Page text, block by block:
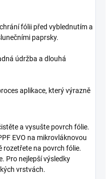
fólii před vyblednutím a
paprsky.
údržba a dlouhá
aplikace, který výrazně
a vysušte povrch fólie.
EVO na mikrovláknovou
rozetřete na povrch fólie.
Pro nejlepší výsledky
vrstvách.